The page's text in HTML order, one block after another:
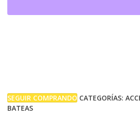
SEGUIR COMPRANDO CATEGORÍAS:
BATEAS